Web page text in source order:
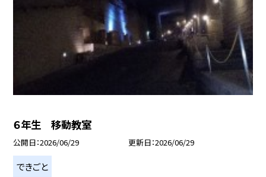
６年生 移動教室
公開日 2026/06/29 更新日 2026/06/29
できごと